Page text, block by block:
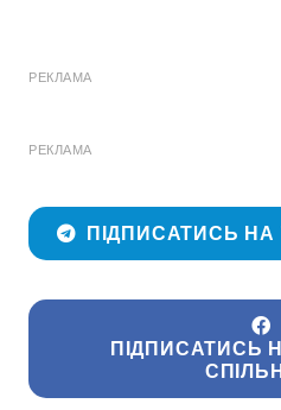
РЕКЛАМА
РЕКЛАМА
ПІДПИСАТИСЬ НА
ПІДПИСАТИСЬ